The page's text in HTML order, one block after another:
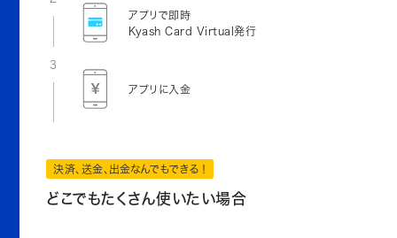
アプリで即時
Kyash Card Virtual発行
3
アプリに入金
決済、送金、出金なんでもできる！
どこでもたくさん使いたい場合